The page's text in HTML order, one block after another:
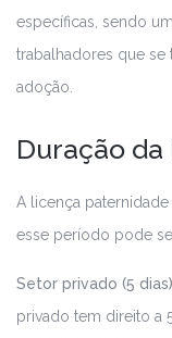
específicas, sendo
trabalhadores que se
adoção.
Duração
A licença
esse período pode
Setor privado (5
privado tem direito a